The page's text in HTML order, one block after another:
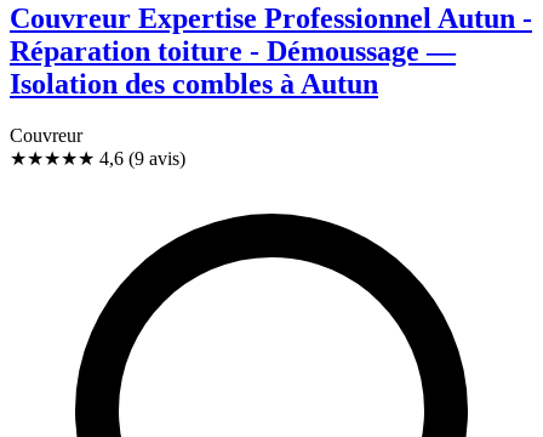
Couvreur Expertise Professionnel Autun -
Réparation toiture - Démoussage —
Isolation des combles à Autun
Couvreur
★★★★★ 4,6 (9 avis)